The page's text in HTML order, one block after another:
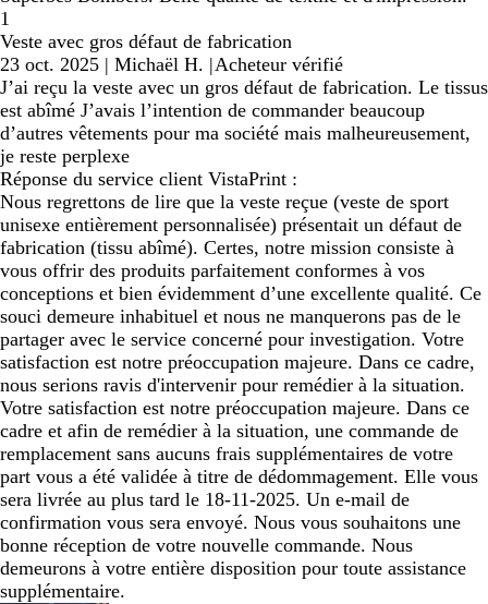
1
Veste avec gros défaut de fabrication
23 oct. 2025 | Michaël H. |Acheteur vérifié
J’ai reçu la veste avec un gros défaut de fabrication. Le tissus
est abîmé J’avais l’intention de commander beaucoup
d’autres vêtements pour ma société mais malheureusement,
je reste perplexe
Réponse du service client VistaPrint :
Nous regrettons de lire que la veste reçue (veste de sport
unisexe entièrement personnalisée) présentait un défaut de
fabrication (tissu abîmé). Certes, notre mission consiste à
vous offrir des produits parfaitement conformes à vos
conceptions et bien évidemment d’une excellente qualité. Ce
souci demeure inhabituel et nous ne manquerons pas de le
partager avec le service concerné pour investigation. Votre
satisfaction est notre préoccupation majeure. Dans ce cadre,
nous serions ravis d'intervenir pour remédier à la situation.
Votre satisfaction est notre préoccupation majeure. Dans ce
cadre et afin de remédier à la situation, une commande de
remplacement sans aucuns frais supplémentaires de votre
part vous a été validée à titre de dédommagement. Elle vous
sera livrée au plus tard le 18-11-2025. Un e-mail de
confirmation vous sera envoyé. Nous vous souhaitons une
bonne réception de votre nouvelle commande. Nous
demeurons à votre entière disposition pour toute assistance
supplémentaire.